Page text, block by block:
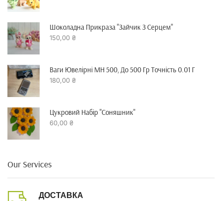
Шоколадна Прикраза "зайчик З Серцем"
150,00 ₴
Ваги Ювелірні MH 500, До 500 Гр Точність 0.01 Г
180,00 ₴
Цукровий Набір "Соняшник"
60,00 ₴
Our Services
ДОСТАВКА